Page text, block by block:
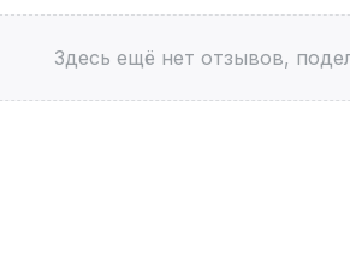
Здесь ещё нет отзывов,